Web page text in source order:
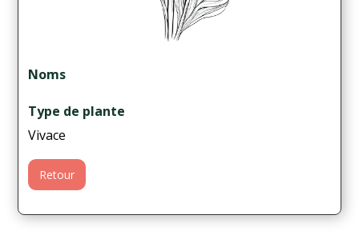
Noms
Type de plante
Vivace
Retour